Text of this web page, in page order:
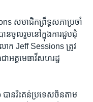
សមាជិក​ព្រឹទ្ធសភា​ប្រចាំ​
ន​ចូលរួម​នៅ​ក្នុង​ការ​ជួបជុំ​
ក Jeff Sessions ត្រូវ​
អគ្គ​មេធាវី​សហរដ្ឋ​
ាន​រិះគន់​ប្រទេស​ចិន​តាម​